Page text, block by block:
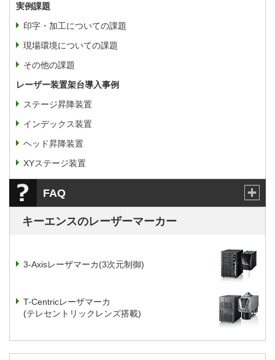
実例課題
印字・加工についての課題
現場環境についての課題
その他の課題
レーザー装置架台導入事例
ステージ昇降装置
インデックス装置
ヘッド昇降装置
XYステージ装置
FAQ
キーエンスのレーザーマーカー
3-Axisレーザマーカ(3次元制御)
T-Centricレーザマーカ
(テレセントリックレンズ搭載)